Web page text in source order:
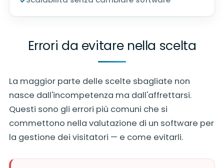
Errori da evitare nella scelta
La maggior parte delle scelte sbagliate non
nasce dall'incompetenza ma dall'affrettarsi.
Questi sono gli errori più comuni che si
commettono nella valutazione di un software per
la gestione dei visitatori — e come evitarli.